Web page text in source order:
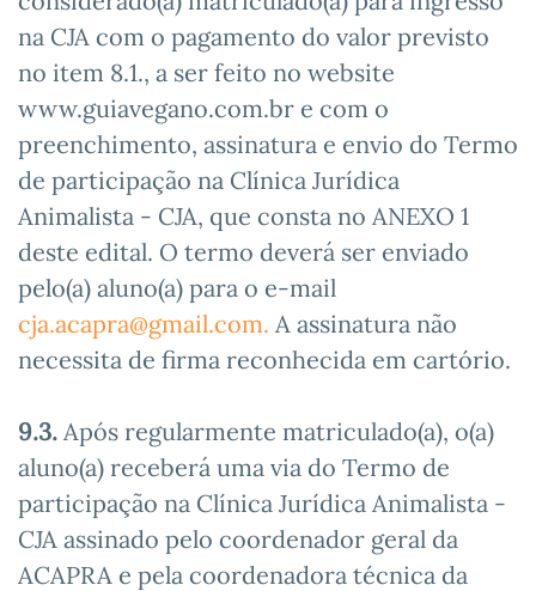
na CJA com o pagamento do valor previsto
no item 8.1., a ser feito no website
www.guiavegano.com.br e com o
preenchimento, assinatura e envio do Termo
de participação na Clínica Jurídica
Animalista - CJA, que consta no ANEXO 1
deste edital. O termo deverá ser enviado
pelo(a) aluno(a) para o e-mail
cja.acapra@gmail.com. A assinatura não
necessita de firma reconhecida em cartório.
9.3. Após regularmente matriculado(a), o(a)
aluno(a) receberá uma via do Termo de
participação na Clínica Jurídica Animalista -
CJA assinado pelo coordenador geral da
ACAPRA e pela coordenadora técnica da